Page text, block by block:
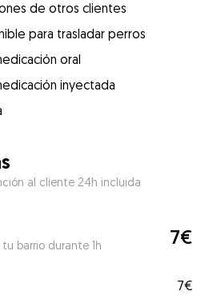
de otros clientes
para trasladar perros
oral
inyectada
al cliente 24h incluida
barrio durante 1h 7€
7€